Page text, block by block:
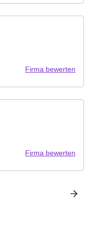
Firma bewerten
Firma bewerten